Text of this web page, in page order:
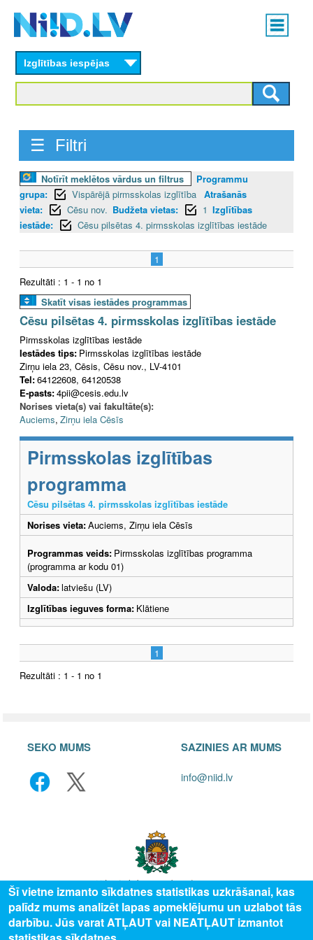
content
Main
menu
Izglītības iespējas
☰ Filtri
Notīrīt meklētos vārdus un filtrus
Programmu
grupa:
Vispārējā pirmsskolas izglītība Atrašanās
vieta:
Cēsu nov. Budžeta vietas: 1 Izglītības
iestāde:
Cēsu pilsētas 4. pirmsskolas izglītības iestāde
1
Rezultāti : 1 - 1 no 1
Skatīt visas iestādes programmas
Cēsu pilsētas 4. pirmsskolas izglītības iestāde
Pirmsskolas izglītības iestāde
Iestādes tips: Pirmsskolas izglītības iestāde
Zirņu iela 23, Cēsis, Cēsu nov., LV-4101
Tel:64122608, 64120538
E-pasts:4pii@cesis.edu.lv
Norises vieta(s) vai fakultāte(s):
Auciems, Zirņu iela Cēsīs
Pirmsskolas izglītības
programma
Cēsu pilsētas 4. pirmsskolas izglītības iestāde
Norises vieta:Auciems, Zirņu iela Cēsīs
Programmas veids: Pirmsskolas izglītības programma
(programma ar kodu 01)
Valoda:latviešu (LV)
Izglītības ieguves forma: Klātiene
1
Rezultāti : 1 - 1 no 1
SEKO MUMS SAZINIES AR MUMS
info@niid.lv
© 2025 Valsts izglītības attīstības aģentūra, publicētā satura visas tiesības
Šī vietne izmanto sīkdatnes statistikas uzkrāšanai, kas
palīdz mums analizēt lapas apmeklējumu un uzlabot tās
darbību. Jūs varat ATĻAUT vai NEATĻAUT izmantot